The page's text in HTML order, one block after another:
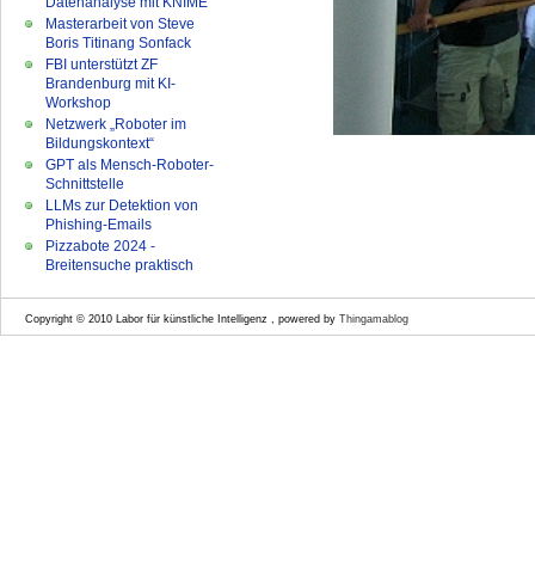
Masterarbeit von Steve
Boris Titinang Sonfack
FBI unterstützt ZF
Brandenburg mit KI-
Workshop
Netzwerk „Roboter im
Bildungskontext“
GPT als Mensch-Roboter-
Schnittstelle
LLMs zur Detektion von
Phishing-Emails
Pizzabote 2024 -
Breitensuche praktisch
Copyright © 2010 Labor für künstliche Intelligenz , powered by Thingamablog